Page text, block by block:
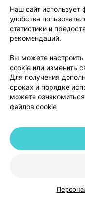
засыпаний.
без
осознания их
Таким образом,
состояний.
управления
механизмами, если
возникновении
засыпаний
лечение (см.
управлять
Возможность
Наш сайт использует
удобства
статистики и
рекомендаций.
Вы можете
cookie или изменить
Для получения
сроках и порядке
можете
файлов cookie